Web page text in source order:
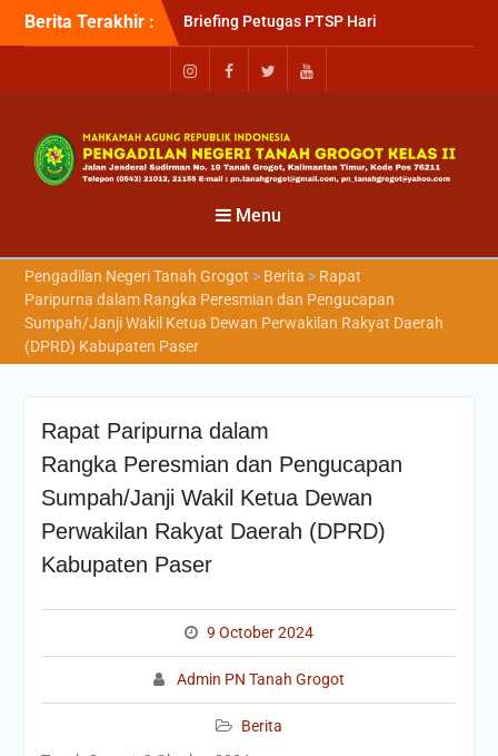
Berita Terakhir :
Briefing Petugas PTSP Hari
Kamis Tanggal 6 Agustus
2026
Sosialisasi Kepesertaan
Kesehatan Nasional (JKN)
bagi Pengadilan Negeri
Tanah Grogot oleh BPJS
Kesehatan Cabang
Briefin Petugas PTSP Hari
Senin, 3 Agustus 2026
Menu
Pengadilan Negeri Tanah Grogot > Berita > Rapat
Paripurna dalam Rangka Peresmian dan Pengucapan
Sumpah/Janji Wakil Ketua Dewan Perwakilan Rakyat Daerah
(DPRD) Kabupaten Paser
Rapat Paripurna dalam
Rangka Peresmian dan Pengucapan
Sumpah/Janji Wakil Ketua Dewan
Perwakilan Rakyat Daerah (DPRD)
Kabupaten Paser
9 October 2024
Admin PN Tanah Grogot
Berita